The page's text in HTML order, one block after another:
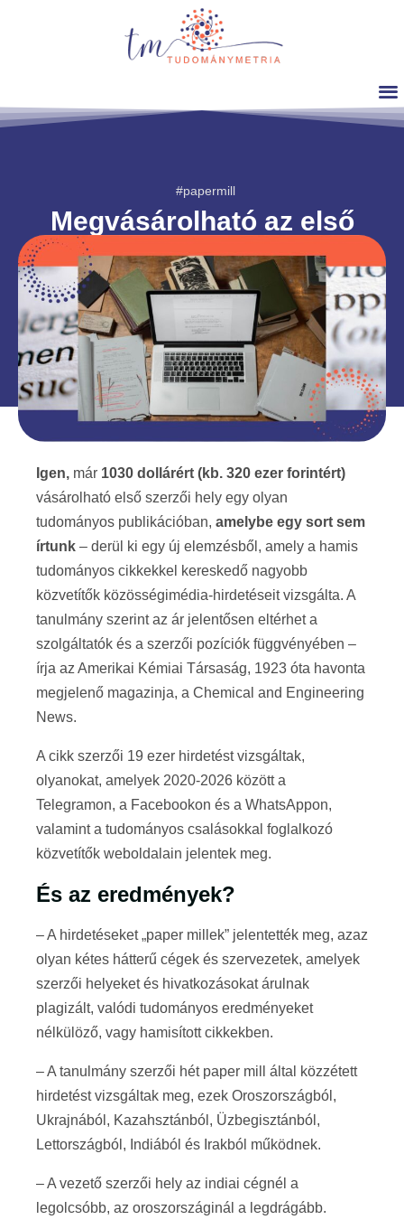
Megvásárolható az első
szerzői hely?
Dr. Sipos Anna Magdolna 2026. április. 26.
#papermill
Igen, már 1030 dollárért (kb. 320 ezer forintért)
vásárolható első szerzői hely egy olyan
tudományos publikációban, amelybe egy sort sem
írtunk – derül ki egy új elemzésből, amely a hamis
tudományos cikkekkel kereskedő nagyobb
közvetítők közösségimédia-hirdetéseit vizsgálta. A
tanulmány szerint az ár jelentősen eltérhet a
szolgáltatók és a szerzői pozíciók függvényében –
írja az Amerikai Kémiai Társaság, 1923 óta havonta
megjelenő magazinja, a Chemical and Engineering
News.
A cikk szerzői 19 ezer hirdetést vizsgáltak,
olyanokat, amelyek 2020-2026 között a
Telegramon, a Facebookon és a WhatsAppon,
valamint a tudományos csalásokkal foglalkozó
közvetítők weboldalain jelentek meg.
És az eredmények?
– A hirdetéseket „paper millek” jelentették meg, azaz
olyan kétes hátterű cégek és szervezetek, amelyek
szerzői helyeket és hivatkozásokat árulnak
plagizált, valódi tudományos eredményeket
nélkülöző, vagy hamisított cikkekben.
– A tanulmány szerzői hét paper mill által közzétett
hirdetést vizsgáltak meg, ezek Oroszországból,
Ukrajnából, Kazahsztánból, Üzbegisztánból,
Lettországból, Indiából és Irakból működnek.
– A vezető szerzői hely az indiai cégnél a
legolcsóbb, az oroszországinál a legdrágább.